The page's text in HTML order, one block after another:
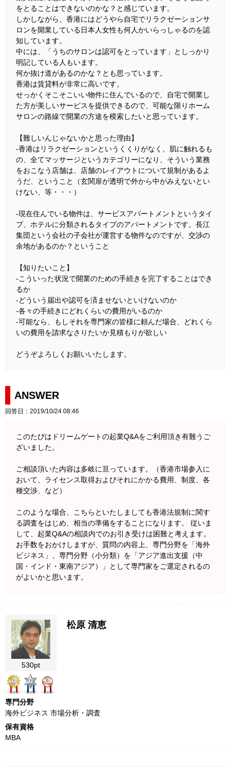
をとることはできないのかな？と感じています。
しかしながら、香港にはどうやら自宅でリラクゼーションサ
ロンを開業している日本人女性も何人かいらっしゃるのを認
知しています。
中には、「うちのサロンは認可をとっています」としっかり
明記している人もいます。
何か抜け道があるのかな？とも思っています。
香港は賃貸料が非常に高いです。
せっかくそこそこいい物件に住んでいるので、自宅で開業し
た方が美しいサービスを提供できるので、可能な限りホーム
サロンの路線で開業の方途を模索したいと思っています。
【難しいんじゃないかと思った理由】
-香港はリラクゼーションというくくりがなく、肌に触れるも
の、全てマッサージというカテゴリーになり、そういう業務
をおこなう店舗は、店舗のレイアウトについて規制があるよ
うだ、ということ（玄関扉が透明で外から中がみえないとい
けない、等・・・）
-現在住んでいる物件は、サービスアパートメントというタイ
プ、ホテルに分類されるタイプのアパートメントです。長江
集団という会社の子会社が運営する物件なのですが、交渉の
余地があるのか？ということ
【知りたいこと】
-こういった状況で開業のための手続きを完了することはでき
るか
-どういう届出や認可を済ませないといけないのか
-各々の手続きにどれくらいの費用がいるのか
-可能なら、もしそれを専門家の皆様に頼んだ場合、どれくら
いの費用を請求なさりたいか見積もりが欲しい
どうぞよろしくお願いいたします。
ANSWER
回答日：2019/10/24 08:46
このたびはドリームゲートの起業Q&Aをご利用頂き有難うご
ざいました。
ご相談頂いた内容は多岐に亘っています。（香港市場参入に
おいて、ライセンス取得およびそれにかかる費用、制度、各
種交渉、など）
このような場合、こちらといたしましても香港法規制に関す
る調査をはじめ、相当の準備をすることになります。 従いま
して、起業Q&Aの相談内でのお引き受けは困難と考えます。
お手数をおかけしますが、質問の内容上、専門分野を「海外
ビジネス」、専門分野（小分類）を「アジア進出支援（中
国・インド・東南アジア）」として専門家をご選定されるの
がよいかと思います。
530pt
0
0 3
松原 清恵
専門分野
海外ビジネス 市場分析・調査
保有資格
MBA